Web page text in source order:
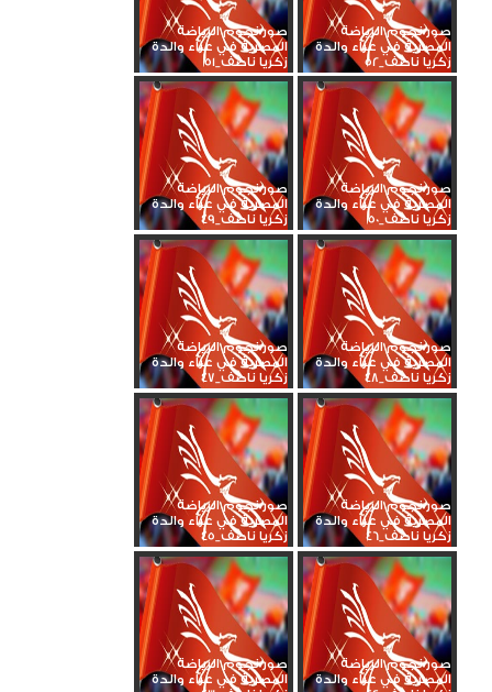
صور نجوم الرياضة
المصرية في عزاء والدة
زكريا ناصف_52
صور نجوم الرياضة
المصرية في عزاء والدة
زكريا ناصف_51
صور نجوم الرياضة
المصرية في عزاء والدة
زكريا ناصف_50
صور نجوم الرياضة
المصرية في عزاء والدة
زكريا ناصف_49
صور نجوم الرياضة
المصرية في عزاء والدة
زكريا ناصف_48
صور نجوم الرياضة
المصرية في عزاء والدة
زكريا ناصف_47
صور نجوم الرياضة
المصرية في عزاء والدة
زكريا ناصف_46
صور نجوم الرياضة
المصرية في عزاء والدة
زكريا ناصف_45
صور نجوم الرياضة
المصرية في عزاء والدة
صور نجوم الرياضة
المصرية في عزاء والدة